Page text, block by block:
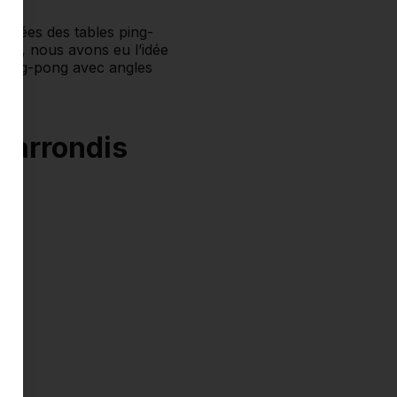
des tables ping-
nous avons eu l’idée
pong avec angles
arrondis